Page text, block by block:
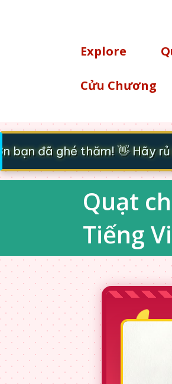
Explore
Cửu Chương
bạn đã ghé thăm! 👋 Hãy rủ
Quạt
Tiếng